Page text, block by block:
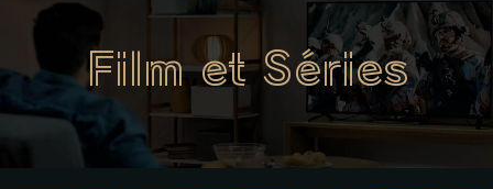
Film et Séries